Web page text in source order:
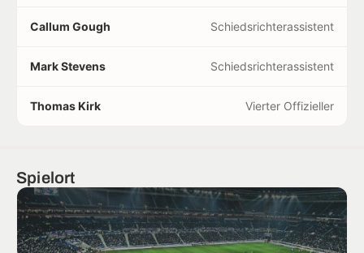
Callum Gough Schiedsrichterassistent
Mark Stevens Schiedsrichterassistent
Thomas Kirk Vierter Offizieller
Spielort